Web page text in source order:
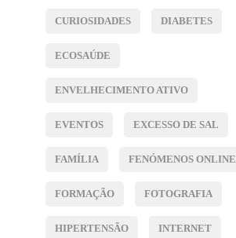
CURIOSIDADES DIABETES
ECOSAÚDE
ENVELHECIMENTO ATIVO
EVENTOS EXCESSO DE SAL
FAMÍLIA FENÓMENOS ONLINE
FORMAÇÃO FOTOGRAFIA
HIPERTENSÃO INTERNET